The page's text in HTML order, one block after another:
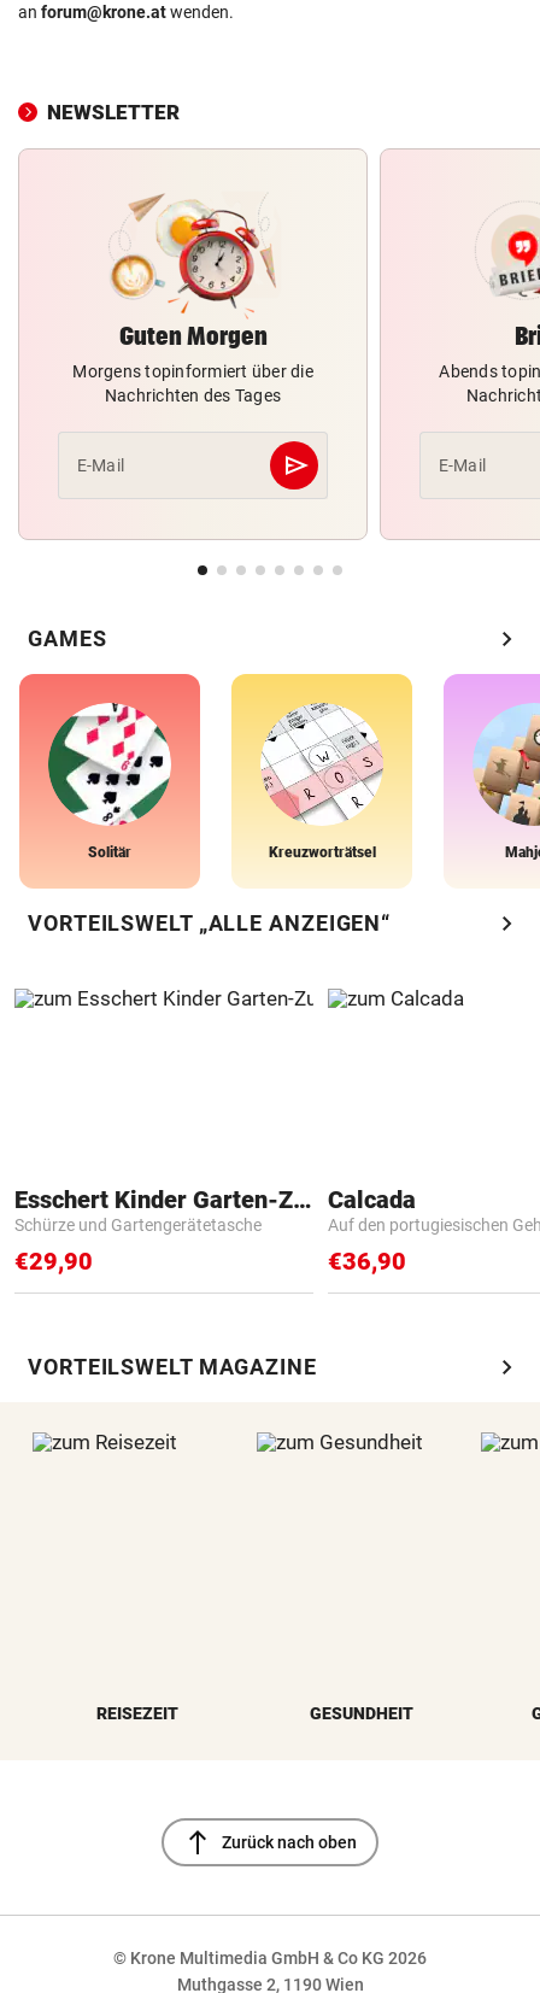
an forum@krone.atwenden.
NEWSLETTER
Guten Morgen
Morgens topinformiert über die
Nachrichten des Tages
E-Mail send
Abschicken
Abends
E-Mail
GAMES chevron_right
Solitär Kreuzworträtsel
VORTEILSWELT „ALLE ANZEIGEN“ chevron_right
Esschert Kinder Garten-Zubehör
Schürze und Gartengerätetasche
€29,90
Calcada
Auf den portugiesischen
€36,90
VORTEILSWELT MAGAZINE chevron_right
REISEZEIT GESUNDHEIT
north Zurück nach oben
© Krone Multimedia GmbH & Co KG 2026
Muthgasse 2, 1190 Wien